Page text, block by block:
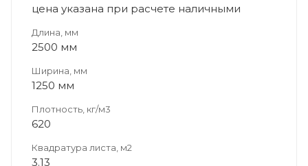
цена указана при расчете наличными
Длина, мм
2500 мм
Ширина, мм
1250 мм
Плотность, кг/м3
620
Квадратура листа, м2
3.13